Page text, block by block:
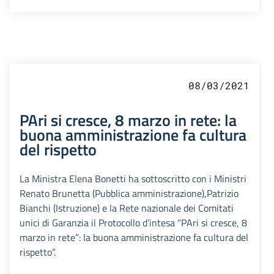
08/03/2021
PAri si cresce, 8 marzo in rete: la
buona amministrazione fa cultura
del rispetto
La Ministra Elena Bonetti ha sottoscritto con i Ministri
Renato Brunetta (Pubblica amministrazione),Patrizio
Bianchi (Istruzione) e la Rete nazionale dei Comitati
unici di Garanzia il Protocollo d’intesa “PAri si cresce, 8
marzo in rete”: la buona amministrazione fa cultura del
rispetto”.